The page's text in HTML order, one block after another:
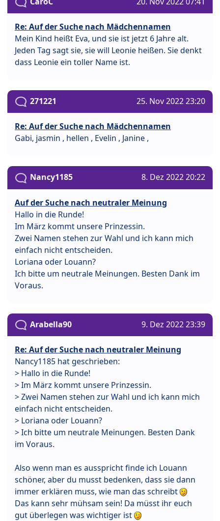
Re: Auf der Suche nach Mädchennamen
Mein Kind heißt Eva, und sie ist jetzt 6 Jahre alt.
Jeden Tag sagt sie, sie will Leonie heißen. Sie denkt
dass Leonie ein toller Name ist.
271221 25. Nov 2022 23:20
Re: Auf der Suche nach Mädchennamen
Gabi, jasmin , hellen , Evelin , Janine ,
Nancy1185 8. Dez 2022 20:22
Auf der Suche nach neutraler Meinung
Hallo in die Runde!
Im März kommt unsere Prinzessin.
Zwei Namen stehen zur Wahl und ich kann mich
einfach nicht entscheiden.
Loriana oder Louann?
Ich bitte um neutrale Meinungen. Besten Dank im
Voraus.
Arabella90 9. Dez 2022 23:39
Re: Auf der Suche nach neutraler Meinung
Nancy1185 hat geschrieben:
> Hallo in die Runde!
> Im März kommt unsere Prinzessin.
> Zwei Namen stehen zur Wahl und ich kann mich
einfach nicht entscheiden.
> Loriana oder Louann?
> Ich bitte um neutrale Meinungen. Besten Dank
im Voraus.
Also wenn man es ausspricht finde ich Louann
schöner, aber du musst bedenken, dass sie dann
immer erklären muss, wie man das schreibt
Das kann sehr mühsam sein! Da müsst ihr euch
gut überlegen was wichtiger ist